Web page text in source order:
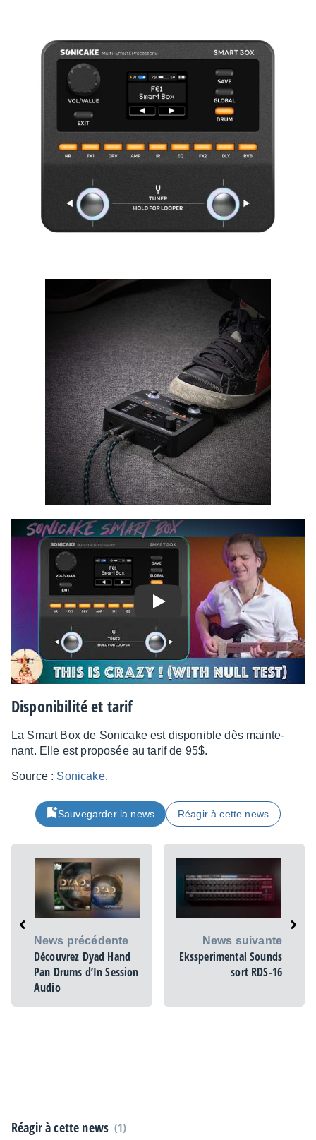
Play
Dispo­ni­bi­lité et tarif
La Smart Box de Soni­cake est dispo­nible dès main­te­
nant. Elle est propo­sée au tarif de 95$.
Source : Soni­cake.
Sauvegarder la news Réagir à cette news
News précédente
Découvrez Dyad Hand
Pan Drums d’In Session
Audio
News suivante
Ekssperimental Sounds
sort RDS-16
Réagir à cette news (1)